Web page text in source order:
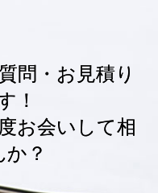
問・お見積り
！
お会いして相
？